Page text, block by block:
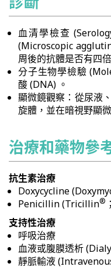
血清學檢查
(Microscopic
周後的抗體是否有四
分子生物學檢驗
酸 (DNA) 。
顯微鏡觀察：從尿液
旋體，並在暗視野顯
治療和藥物參
抗生素治療
Doxycycline
Penicillin (Tricillin®
支持性治療
呼吸治療
血液或腹膜透析
靜脈輸液